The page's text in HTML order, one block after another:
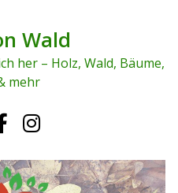
Wald
her – Holz, Wald, Bäume,
mehr